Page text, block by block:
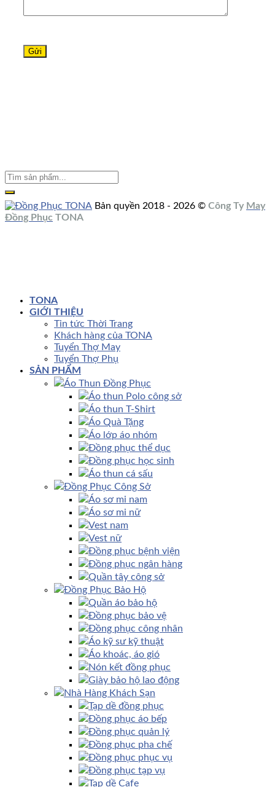
Bản quyền 2018 - 2026 © Công Ty May
Đồng Phục TONA
TONA
GIỚI THIỆU
Tin tức Thời Trang
Khách hàng của TONA
Tuyển Thợ May
Tuyển Thợ Phụ
SẢN PHẨM
Áo Thun Đồng Phục
Áo thun Polo công sở
Áo thun T-Shirt
Áo Quà Tặng
Áo lớp áo nhóm
Đồng phục thể dục
Đồng phục học sinh
Áo thun cá sấu
Đồng Phục Công Sở
Áo sơ mi nam
Áo sơ mi nữ
Vest nam
Vest nữ
Đồng phục bệnh viện
Đồng phục ngân hàng
Quần tây công sở
Đồng Phục Bảo Hộ
Quần áo bảo hộ
Đồng phục bảo vệ
Đồng phục công nhân
Áo kỹ sư kỹ thuật
Áo khoác, áo gió
Nón kết đồng phục
Giày bảo hộ lao động
Nhà Hàng Khách Sạn
Tạp dề đồng phục
Đồng phục áo bếp
Đồng phục quản lý
Đồng phục pha chế
Đồng phục phục vụ
Đồng phục tạp vụ
Tạp dề Cafe